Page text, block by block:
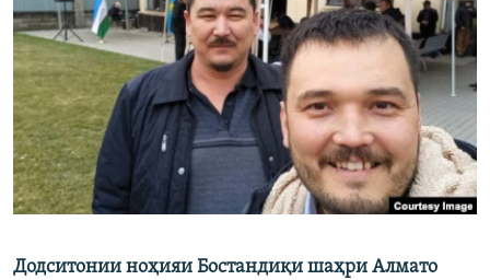
Додситонии ноҳияи Бостандиқи шаҳри Алмато